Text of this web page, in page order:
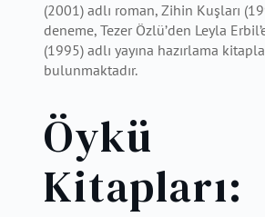
(2001) adlı roman, Zihin Kuşları
deneme, Tezer Özlü’den Leyla
(1995) adlı yayına hazırlama
bulunmaktadır.
Öykü
Kitapları: